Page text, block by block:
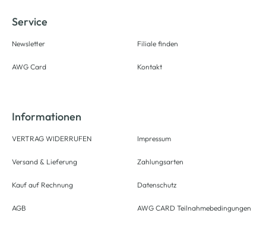
Service
Newsletter
AWG Card
Filiale finden
Kontakt
Informationen
VERTRAG WIDERRUFEN
Versand & Lieferung
Kauf auf Rechnung
AGB
Impressum
Zahlungsarten
Datenschutz
AWG CARD Teilnahmebedingungen